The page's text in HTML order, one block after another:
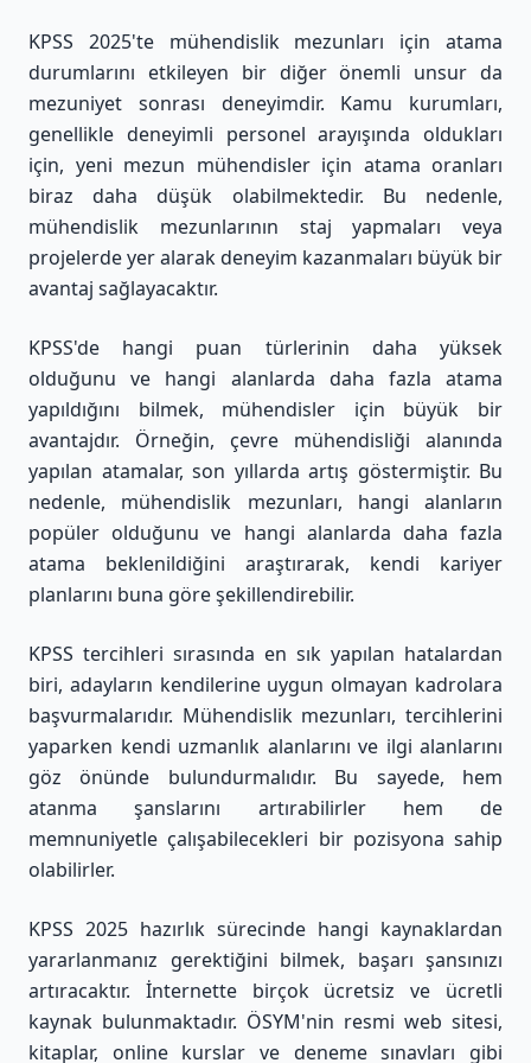
KPSS 2025'te mühendislik mezunları için atama
durumlarını etkileyen bir diğer önemli unsur da
mezuniyet sonrası deneyimdir. Kamu kurumları,
genellikle deneyimli personel arayışında oldukları
için, yeni mezun mühendisler için atama oranları
biraz daha düşük olabilmektedir. Bu nedenle,
mühendislik mezunlarının staj yapmaları veya
projelerde yer alarak deneyim kazanmaları büyük bir
avantaj sağlayacaktır.
KPSS'de hangi puan türlerinin daha yüksek
olduğunu ve hangi alanlarda daha fazla atama
yapıldığını bilmek, mühendisler için büyük bir
avantajdır. Örneğin, çevre mühendisliği alanında
yapılan atamalar, son yıllarda artış göstermiştir. Bu
nedenle, mühendislik mezunları, hangi alanların
popüler olduğunu ve hangi alanlarda daha fazla
atama beklenildiğini araştırarak, kendi kariyer
planlarını buna göre şekillendirebilir.
KPSS tercihleri sırasında en sık yapılan hatalardan
biri, adayların kendilerine uygun olmayan kadrolara
başvurmalarıdır. Mühendislik mezunları, tercihlerini
yaparken kendi uzmanlık alanlarını ve ilgi alanlarını
göz önünde bulundurmalıdır. Bu sayede, hem
atanma şanslarını artırabilirler hem de
memnuniyetle çalışabilecekleri bir pozisyona sahip
olabilirler.
KPSS 2025 hazırlık sürecinde hangi kaynaklardan
yararlanmanız gerektiğini bilmek, başarı şansınızı
artıracaktır. İnternette birçok ücretsiz ve ücretli
kaynak bulunmaktadır. ÖSYM'nin resmi web sitesi,
kitaplar, online kurslar ve deneme sınavları gibi